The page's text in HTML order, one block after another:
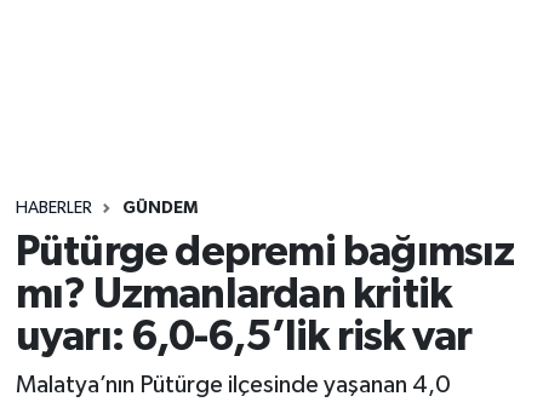
HABERLER GÜNDEM
Pütürge depremi bağımsız
mı? Uzmanlardan kritik
uyarı: 6,0-6,5’lik risk var
Malatya’nın Pütürge ilçesinde yaşanan 4,0
Yaşam